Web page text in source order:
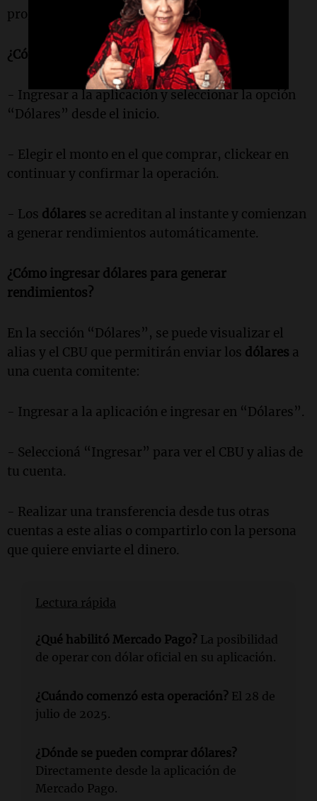
progresiva para todos los usuarios.
¿Cómo comprardólar oficialenMercado Pago
- Ingresar a la aplicación y seleccionar la opción
“Dólares” desde el inicio.
- Elegir el monto en el que comprar, clickear en
continuar y confirmar la operación.
- Los dólares se acreditan al instante y comienzan
a generar rendimientos automáticamente.
¿Cómo ingresar dólares para generar
rendimientos?
En la sección “Dólares”, se puede visualizar el
alias y el CBU que permitirán enviar los dólares a
una cuenta comitente:
- Ingresar a la aplicación e ingresar en “Dólares”.
- Seleccioná “Ingresar” para ver el CBU y alias de
tu cuenta.
- Realizar una transferencia desde tus otras
cuentas a este alias o compartirlo con la persona
que quiere enviarte el dinero.
Lectura rápida
¿Qué habilitó Mercado Pago? La posibilidad
de operar con dólar oficial en su aplicación.
¿Cuándo comenzó esta operación? El 28 de
julio de 2025.
¿Dónde se pueden comprar dólares?
Directamente desde la aplicación de
Mercado Pago.